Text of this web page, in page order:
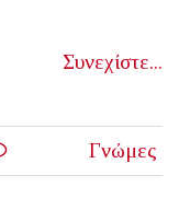
Συνεχίστε...
Γνώμες